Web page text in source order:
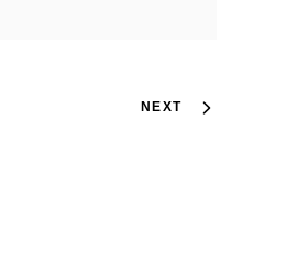
NEXT